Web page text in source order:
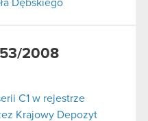
Dębskiego
2008
C1 w rejestrze
Krajowy Depozyt